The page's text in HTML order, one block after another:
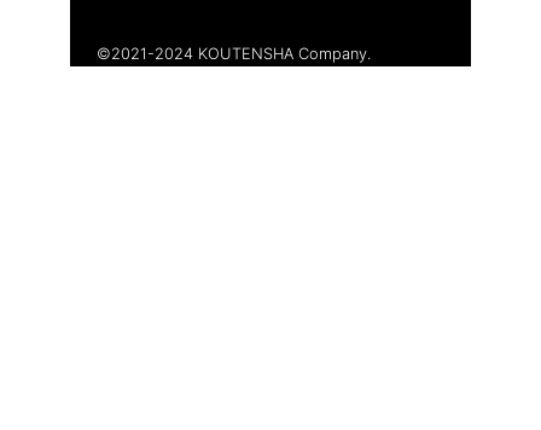
©︎2021-2024 KOUTENSHA Company.